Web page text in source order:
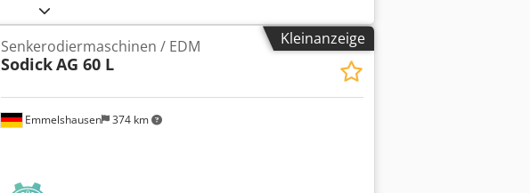
Kleinanzeige
Emmelshausen 374 km
Senkerodiermaschinen / EDM
SodickAG 60 L